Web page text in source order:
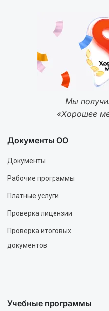
Мы
«Хорошее
Документы ОО
Документы
Рабочие программы
Платные услуги
Проверка лицензии
Проверка итоговых
документов
Учебные программы